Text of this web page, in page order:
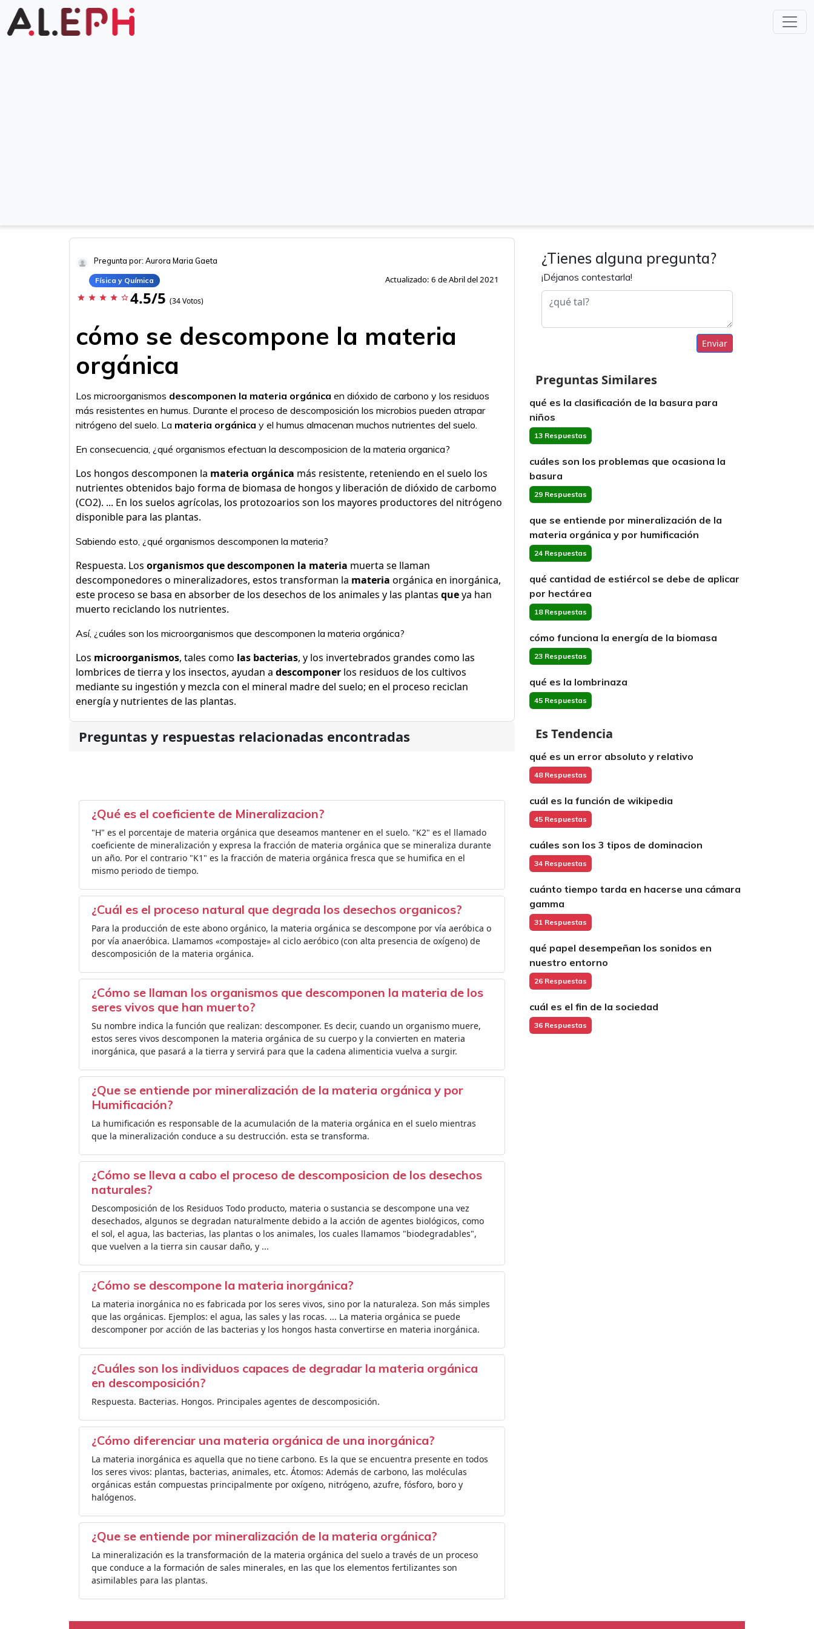
Pregunta por: Aurora Maria Gaeta
Física y Química Actualizado: 6 de Abril del 2021
star star star star star_border 4.5/5 (34 Votos)
cómo se descompone la materia
orgánica
Los microorganismos descomponen la materia orgánica en dióxido de carbono y los residuos
más resistentes en humus. Durante el proceso de descomposición los microbios pueden atrapar
nitrógeno del suelo. La materia orgánica y el humus almacenan muchos nutrientes del suelo.
En consecuencia, ¿qué organismos efectuan la descomposicion de la materia organica?
Los hongos descomponen la materia orgánica más resistente, reteniendo en el suelo los
nutrientes obtenidos bajo forma de biomasa de hongos y liberación de dióxido de carbomo
(CO2). ... En los suelos agrícolas, los protozoarios son los mayores productores del nitrógeno
disponible para las plantas.
Sabiendo esto, ¿qué organismos descomponen la materia?
Respuesta. Los organismos que descomponen la materia muerta se llaman
descomponedores o mineralizadores, estos transforman la materia orgánica en inorgánica,
este proceso se basa en absorber de los desechos de los animales y las plantas queya han
muerto reciclando los nutrientes.
Así, ¿cuáles son los microorganismos que descomponen la materia orgánica?
Los microorganismos, tales como las bacterias, y los invertebrados grandes como las
lombrices de tierra y los insectos, ayudan a descomponer los residuos de los cultivos
mediante su ingestión y mezcla con el mineral madre del suelo; en el proceso reciclan
energía y nutrientes de las plantas.
Preguntas y respuestas relacionadas encontradas
¿Qué es el coeficiente de Mineralizacion?
"H" es el porcentaje de materia orgánica que deseamos mantener en el suelo. "K2" es el llamado
coeficiente de mineralización y expresa la fracción de materia orgánica que se mineraliza durante
un año. Por el contrario "K1" es la fracción de materia orgánica fresca que se humifica en el
mismo periodo de tiempo.
¿Cuál es el proceso natural que degrada los desechos organicos?
Para la producción de este abono orgánico, la materia orgánica se descompone por vía aeróbica o
por vía anaeróbica. Llamamos «compostaje» al ciclo aeróbico (con alta presencia de oxígeno) de
descomposición de la materia orgánica.
¿Cómo se llaman los organismos que descomponen la materia de los
seres vivos que han muerto?
Su nombre indica la función que realizan: descomponer. Es decir, cuando un organismo muere,
estos seres vivos descomponen la materia orgánica de su cuerpo y la convierten en materia
inorgánica, que pasará a la tierra y servirá para que la cadena alimenticia vuelva a surgir.
¿Que se entiende por mineralización de la materia orgánica y por
Humificación?
La humificación es responsable de la acumulación de la materia orgánica en el suelo mientras
que la mineralización conduce a su destrucción. esta se transforma.
¿Cómo se lleva a cabo el proceso de descomposicion de los desechos
naturales?
Descomposición de los Residuos Todo producto, materia o sustancia se descompone una vez
desechados, algunos se degradan naturalmente debido a la acción de agentes biológicos, como
el sol, el agua, las bacterias, las plantas o los animales, los cuales llamamos "biodegradables",
que vuelven a la tierra sin causar daño, y ...
¿Cómo se descompone la materia inorgánica?
La materia inorgánica no es fabricada por los seres vivos, sino por la naturaleza. Son más simples
que las orgánicas. Ejemplos: el agua, las sales y las rocas. ... La materia orgánica se puede
descomponer por acción de las bacterias y los hongos hasta convertirse en materia inorgánica.
¿Cuáles son los individuos capaces de degradar la materia orgánica
en descomposición?
Respuesta. Bacterias. Hongos. Principales agentes de descomposición.
¿Cómo diferenciar una materia orgánica de una inorgánica?
La materia inorgánica es aquella que no tiene carbono. Es la que se encuentra presente en todos
los seres vivos: plantas, bacterias, animales, etc. Átomos: Además de carbono, las moléculas
orgánicas están compuestas principalmente por oxígeno, nitrógeno, azufre, fósforo, boro y
halógenos.
¿Que se entiende por mineralización de la materia orgánica?
La mineralización es la transformación de la materia orgánica del suelo a través de un proceso
que conduce a la formación de sales minerales, en las que los elementos fertilizantes son
asimilables para las plantas.
¿Tienes alguna pregunta?
¡Déjanos contestarla!
Enviar
Preguntas Similares
qué es la clasificación de la basura para
niños
13 Respuestas
cuáles son los problemas que ocasiona la
basura
29 Respuestas
que se entiende por mineralización de la
materia orgánica y por humificación
24 Respuestas
qué cantidad de estiércol se debe de aplicar
por hectárea
18 Respuestas
cómo funciona la energía de la biomasa
23 Respuestas
qué es la lombrinaza
45 Respuestas
Es Tendencia
qué es un error absoluto y relativo
48 Respuestas
cuál es la función de wikipedia
45 Respuestas
cuáles son los 3 tipos de dominacion
34 Respuestas
cuánto tiempo tarda en hacerse una cámara
gamma
31 Respuestas
qué papel desempeñan los sonidos en
nuestro entorno
26 Respuestas
cuál es el fin de la sociedad
36 Respuestas